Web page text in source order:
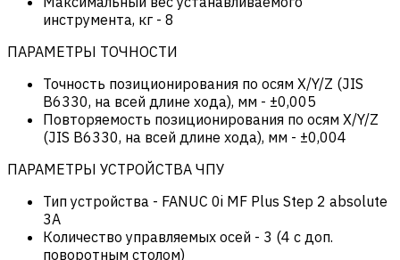
инструмента, кг - 8
ПАРАМЕТРЫ ТОЧНОСТИ
Точность позиционирования по осям X/Y/Z (JIS
B6330, на всей длине хода), мм - ±0,005
Повторяемость позиционирования по осям X/Y/Z
(JIS B6330, на всей длине хода), мм - ±0,004
ПАРАМЕТРЫ УСТРОЙСТВА ЧПУ
Тип устройства - FANUC 0i MF Plus Step 2 absolute
3A
Количество управляемых осей - 3 (4 c доп.
поворотным столом)